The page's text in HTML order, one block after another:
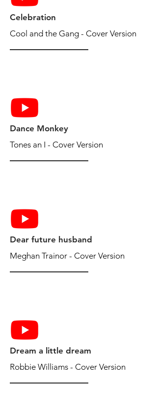
Celebration
Cool and the Gang - Cover Version
Dance Monkey
Tones an I - Cover Version
Dear future husband
Meghan Trainor - Cover Version
Dream a little dream
Robbie Williams - Cover Version